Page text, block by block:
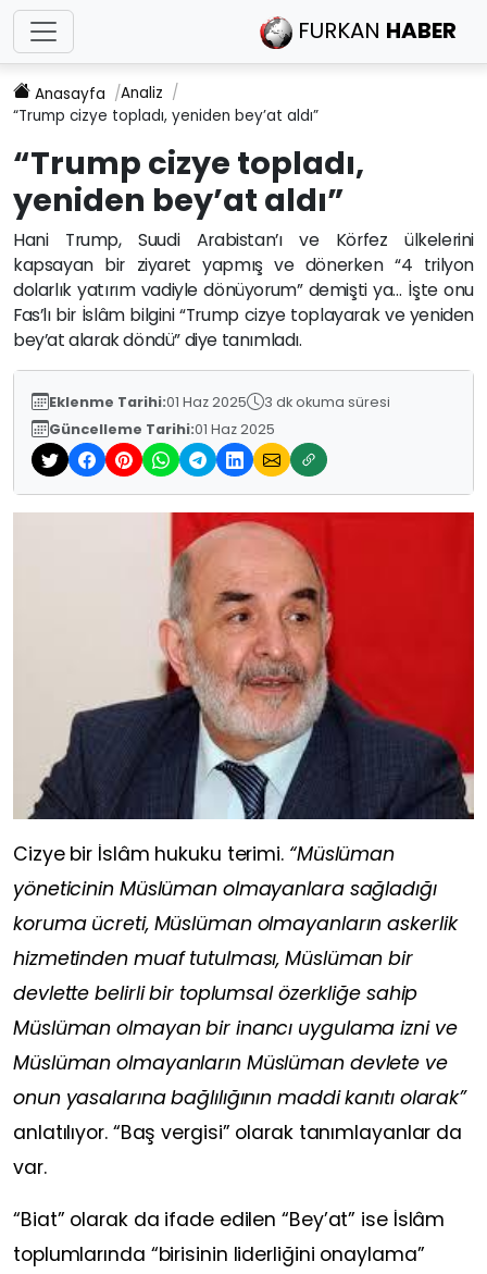
FURKAN HABER
Anasayfa
Analiz
“Trump cizye topladı, yeniden bey’at aldı”
“Trump cizye topladı,
yeniden bey’at aldı”
Hani Trump, Suudi Arabistan’ı ve Körfez ülkelerini
kapsayan bir ziyaret yapmış ve dönerken “4 trilyon
dolarlık yatırım vadiyle dönüyorum” demişti ya… İşte onu
Fas’lı bir İslâm bilgini “Trump cizye toplayarak ve yeniden
bey’at alarak döndü” diye tanımladı.
Eklenme Tarihi:01 Haz 2025
3 dk okuma süresi
Güncelleme Tarihi:01 Haz 2025
Cizye bir İslâm hukuku terimi. “Müslüman
yöneticinin Müslüman olmayanlara sağladığı
koruma ücreti, Müslüman olmayanların askerlik
hizmetinden muaf tutulması, Müslüman bir
devlette belirli bir toplumsal özerkliğe sahip
Müslüman olmayan bir inancı uygulama izni ve
Müslüman olmayanların Müslüman devlete ve
onun yasalarına bağlılığının maddi kanıtı olarak”
anlatılıyor. “Baş vergisi” olarak tanımlayanlar da
var.
“Biat” olarak da ifade edilen “Bey’at” ise İslâm
toplumlarında “birisinin liderliğini onaylama”